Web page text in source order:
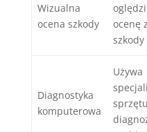
Wizualna
ocena szkody
ocenę
szkody
Diagnostyka
komputerowa
Używa